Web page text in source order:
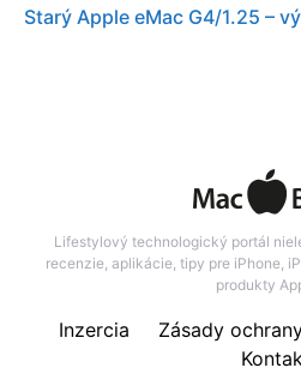
Starý Apple eMac G4/1.25 –
Lifestylový technologický portál
recenzie, aplikácie, tipy pre iPhone,
produkty
Inzercia
Zásady